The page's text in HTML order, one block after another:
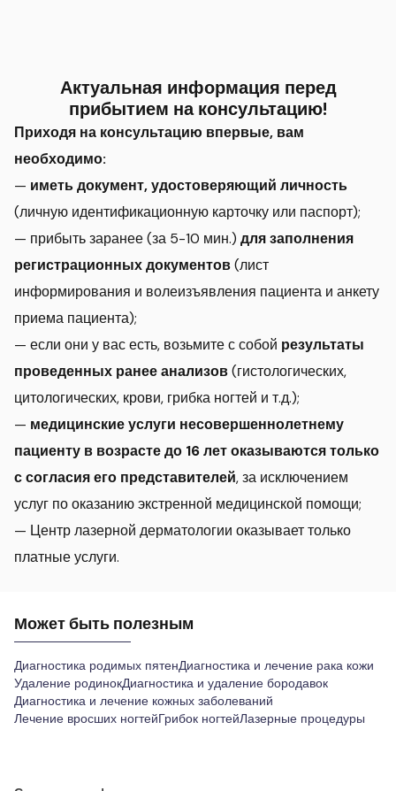
Актуальная информация перед
прибытием на консультацию!
Приходя на консультацию впервые, вам
необходимо:
— иметь документ, удостоверяющий личность
(личную идентификационную карточку или паспорт);
— прибыть заранее (за 5-10 мин.) для заполнения
регистрационных документов(лист
информирования и волеизъявления пациента и анкету
приема пациента);
— если они у вас есть, возьмите с собой результаты
проведенных ранее анализов(гистологических,
цитологических, крови, грибка ногтей и т.д.);
— медицинские услуги несовершеннолетнему
пациенту в возрасте до 16 лет оказываются только
с согласия его представителей, за исключением
услуг по оказанию экстренной медицинской помощи;
— Центр лазерной дерматологии оказывает только
платные услуги.
Может быть полезным
Диагностика родимых пятенДиагностика и лечение рака кожи
Удаление родинокДиагностика и удаление бородавок
Диагностика и лечение кожных заболеваний
Лечение вросших ногтейГрибок ногтейЛазерные процедуры